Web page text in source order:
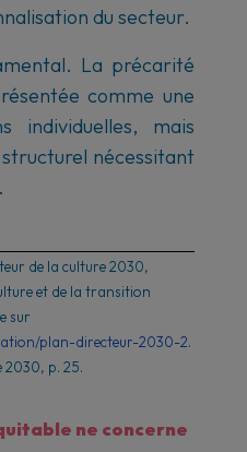
du secteur.
La précarité
comme une
individuelles, mais
nécessitant
de la culture 2030,
et de la transition
sur
plan-directeur-2030-2.
2030, p. 25.
ne concerne